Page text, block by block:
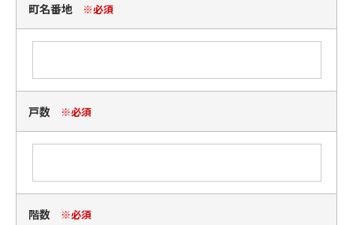
町名番地 ※必須
戸数 ※必須
階数 ※必須